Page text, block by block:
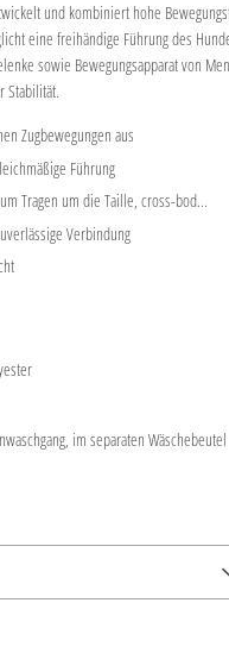
und kombiniert hohe
eine freihändige Führung des
sowie Bewegungsapparat von
Stabilität.
Zugbewegungen aus
Führung
Tragen um die Taille, cross-bod...
Verbindung
im separaten Wäschebeutel